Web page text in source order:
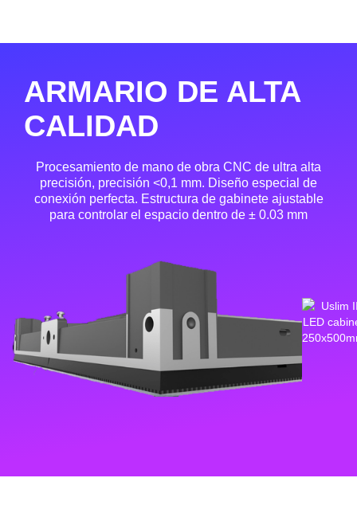
ARMARIO DE ALTA
CALIDAD
Procesamiento de mano de obra CNC de ultra alta
precisión, precisión <0,1 mm. Diseño especial de
conexión perfecta. Estructura de gabinete ajustable
para controlar el espacio dentro de ± 0.03 mm